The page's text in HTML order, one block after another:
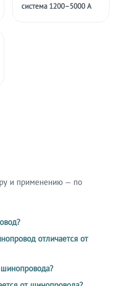
система 1200–5000 А
и применению — по
отличается от